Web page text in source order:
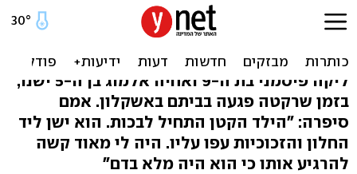
הילדה שנפצעה מרקטה: למה
זרקו עלינו קסאמים?
ליקה פיסמני בת ה-9 ואחיה אלמוג בן ה-5 ישנו,
בזמן שרקטה פגעה בביתם באשקלון. אמם
סיפרה: "הילד הקטן התחיל לבכות. הוא ישן ליד
החלון והזכוכיות עפו עליו. היה לי מאוד קשה
להרגיע אותו כי הוא היה מלא בדם"